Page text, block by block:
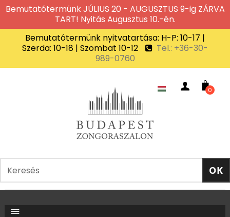
Bemutatótermünk JÚLIUS 20 - AUGUSZTUS 9-ig ZÁRVA
TART! Nyitás Augusztus 10.-én.
Bemutatótermünk nyitvatartása: H-P: 10-17 |
Szerda: 10-18 | Szombat 10-12
Tel.: +36-30-
989-0760
0